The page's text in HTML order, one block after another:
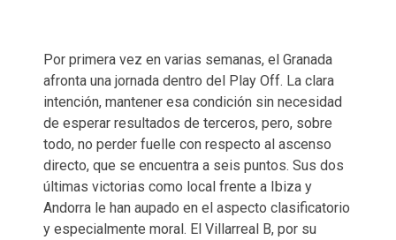
Por primera vez en varias semanas, el Granada
afronta una jornada dentro del Play Off. La clara
intención, mantener esa condición sin necesidad
de esperar resultados de terceros, pero, sobre
todo, no perder fuelle con respecto al ascenso
directo, que se encuentra a seis puntos. Sus dos
últimas victorias como local frente a Ibiza y
Andorra le han aupado en el aspecto clasificatorio
y especialmente moral. El Villarreal B, por su